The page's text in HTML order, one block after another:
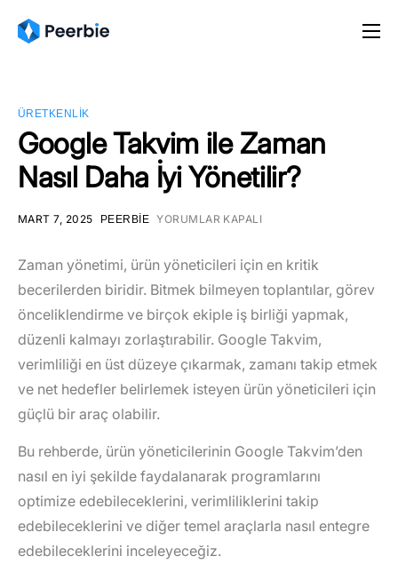
Kaynaklar
Fiyatlar
ÜRETKENLIK
Google Takvim ile Zaman
Nasıl Daha İyi Yönetilir?
MART 7, 2025 PEERBIE YORUMLAR KAPALI
Zaman yönetimi, ürün yöneticileri için en kritik
becerilerden biridir. Bitmek bilmeyen toplantılar, görev
önceliklendirme ve birçok ekiple iş birliği yapmak,
düzenli kalmayı zorlaştırabilir. Google Takvim,
verimliliği en üst düzeye çıkarmak, zamanı takip etmek
ve net hedefler belirlemek isteyen ürün yöneticileri için
güçlü bir araç olabilir.
Bu rehberde, ürün yöneticilerinin Google Takvim’den
nasıl en iyi şekilde faydalanarak programlarını
optimize edebileceklerini, verimliliklerini takip
edebileceklerini ve diğer temel araçlarla nasıl entegre
edebileceklerini inceleyeceğiz.